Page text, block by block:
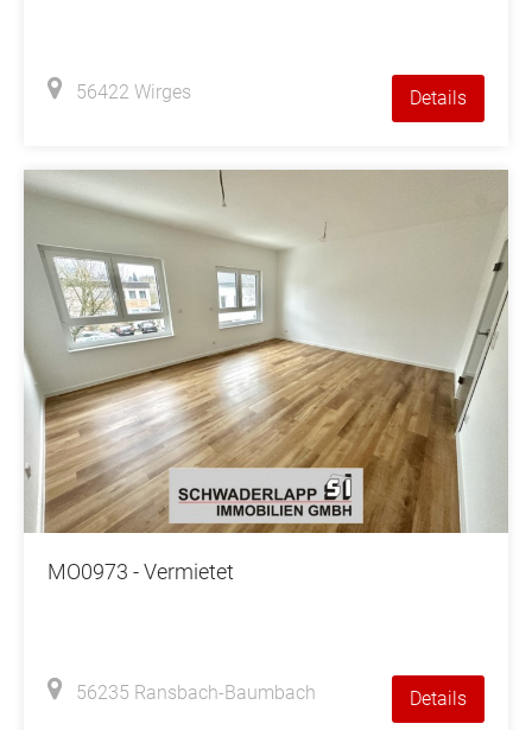
56422 Wirges Details
MO0973 - Vermietet
56235 Ransbach-Baumbach Details